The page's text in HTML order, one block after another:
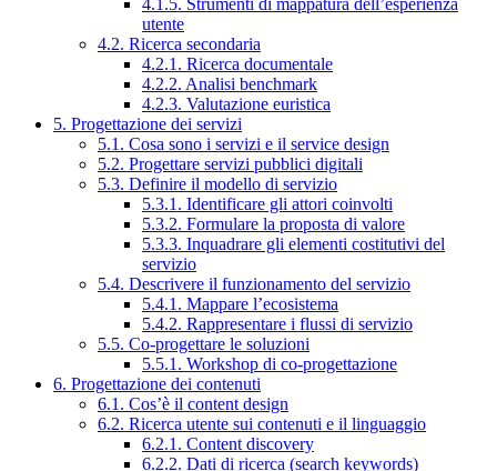
utente
4.2. Ricerca secondaria
4.2.1. Ricerca documentale
4.2.2. Analisi benchmark
4.2.3. Valutazione euristica
5. Progettazione dei servizi
5.1. Cosa sono i servizi e il service design
5.2. Progettare servizi pubblici digitali
5.3. Definire il modello di servizio
5.3.1. Identificare gli attori coinvolti
5.3.2. Formulare la proposta di valore
5.3.3. Inquadrare gli elementi costitutivi del
servizio
5.4. Descrivere il funzionamento del servizio
5.4.1. Mappare l’ecosistema
5.4.2. Rappresentare i flussi di servizio
5.5. Co-progettare le soluzioni
5.5.1. Workshop di co-progettazione
6. Progettazione dei contenuti
6.1. Cos’è il content design
6.2. Ricerca utente sui contenuti e il linguaggio
6.2.1. Content discovery
6.2.2. Dati di ricerca (search keywords)